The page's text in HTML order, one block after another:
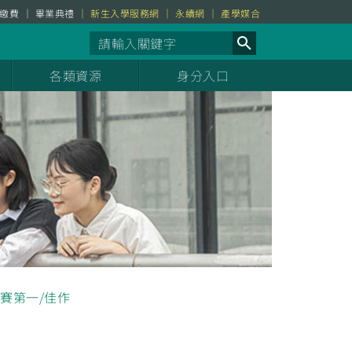
費 畢業典禮 新生入學服務網 永續網 產學媒合
各類資源 身分入口
第一/佳作